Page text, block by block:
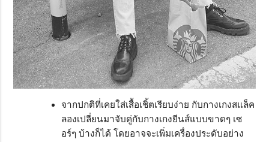
จากปกติที่เคยใส่เสื้อเชิ้ตเรียบง่าย กับกางเกงสแล็ค
ลองเปลี่ยนมาจับคู่กับกางเกงยีนส์แบบขาดๆ เซ
อร์ๆ บ้างก็ได้ โดยอาจจะเพิ่มเครื่องประดับอย่าง